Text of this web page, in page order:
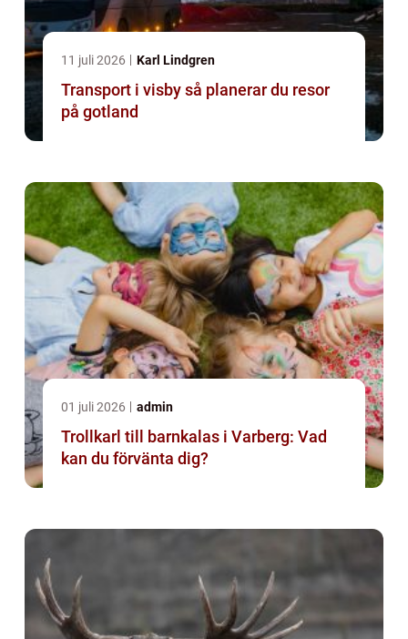
11 juli 2026 Karl Lindgren
Transport i visby så planerar du resor
på gotland
01 juli 2026 admin
Trollkarl till barnkalas i Varberg: Vad
kan du förvänta dig?